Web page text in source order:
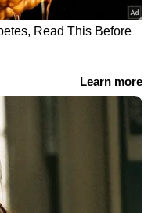
മാറ്റം
ഈ
മുതൽ രണ്ടര
കുറച്ച്